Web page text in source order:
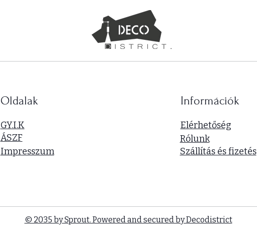
Oldalak
GY.I.K
ÁSZF
Impresszum
Információk
Elérhetőség
Rólunk
Szállítás és fizetés
© 2035 by Sprout. Powered and secured by Decodistrict